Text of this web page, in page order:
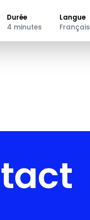
Durée
4 minutes
Langue
Français